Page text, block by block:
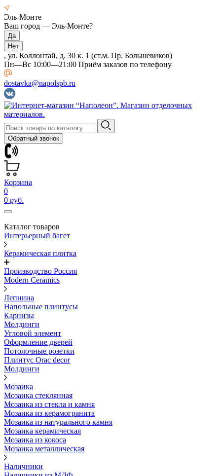
Эль-Монте
Ваш город — Эль-Монте?
, ул. Коллонтай, д. 30 к. 1 (ст.м. Пр. Большевиков)
Пн—Вс 10:00—21:00 Приём заказов по телефону
dostavka@napolspb.ru
Обратный звонок
Корзина
0
0 руб.
Каталог товаров
Интерьерный багет
Керамическая плитка
Производство Россия
Modern Ceramics
Лепнина
Напольные плинтусы
Карнизы
Молдинги
Угловой элемент
Оформление дверей
Потолочные розетки
Плинтус Orac decor
Молдинги
Мозаика
Мозаика стеклянная
Мозаика из стекла и камня
Мозаика из керамогранита
Мозаика из натурального камня
Мозаика керамическая
Мозаика из кокоса
Мозаика металлическая
Наличники